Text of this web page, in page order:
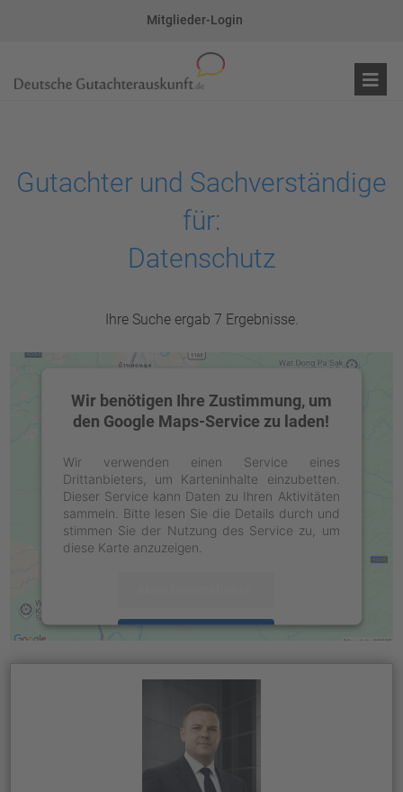
Mitglieder-Login
Gutachter und Sachverständige
für:
Datenschutz
Ihre Suche ergab 7 Ergebnisse.
Wir benötigen Ihre Zustimmung, um
den Google Maps-Service zu laden!
Wir verwenden einen Service eines
Drittanbieters, um Karteninhalte einzubetten.
Dieser Service kann Daten zu Ihren Aktivitäten
sammeln. Bitte lesen Sie die Details durch und
stimmen Sie der Nutzung des Service zu, um
diese Karte anzuzeigen.